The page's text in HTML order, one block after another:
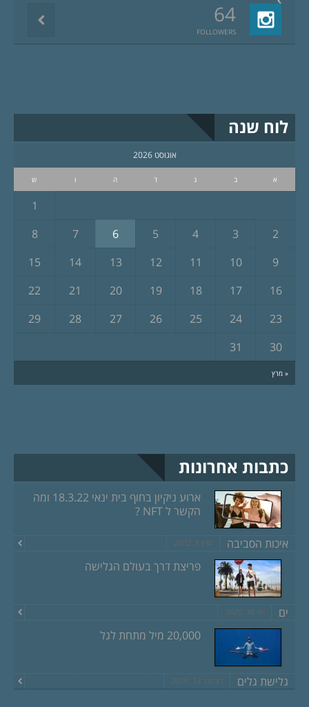
64
FOLLOWERS
לוח שנה
אוגוסט 2026
א ב ג ד ה ו ש
« מרץ
1
2
3
4
5
6
7
8
9
10
11
12
13
14
15
16
17
18
19
20
21
22
23
24
25
26
27
28
29
30
31
כתבות אחרונות
ארוע ניקיון בחוף בית ינאי 18.3.22 ומה
הקשר ל NFT ?
איכות הסביבה מרץ 8, 2022
פריצת דרך בעולם הגלישה
ים יוני 18, 2020
20,000 מיל מתחת לגל
גלישת גלים דצמבר 13, 2019